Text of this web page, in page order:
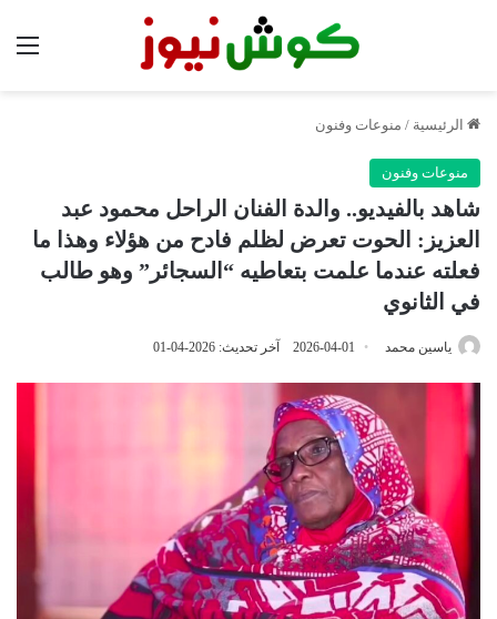
الرئيسية / منوعات وفنون
منوعات وفنون
شاهد بالفيديو.. والدة الفنان الراحل محمود عبد
العزيز: الحوت تعرض لظلم فادح من هؤلاء وهذا ما
فعلته عندما علمت بتعاطيه “السجائر” وهو طالب
في الثانوي
ياسين محمد 2026-04-01 آخر تحديث: 2026-04-01